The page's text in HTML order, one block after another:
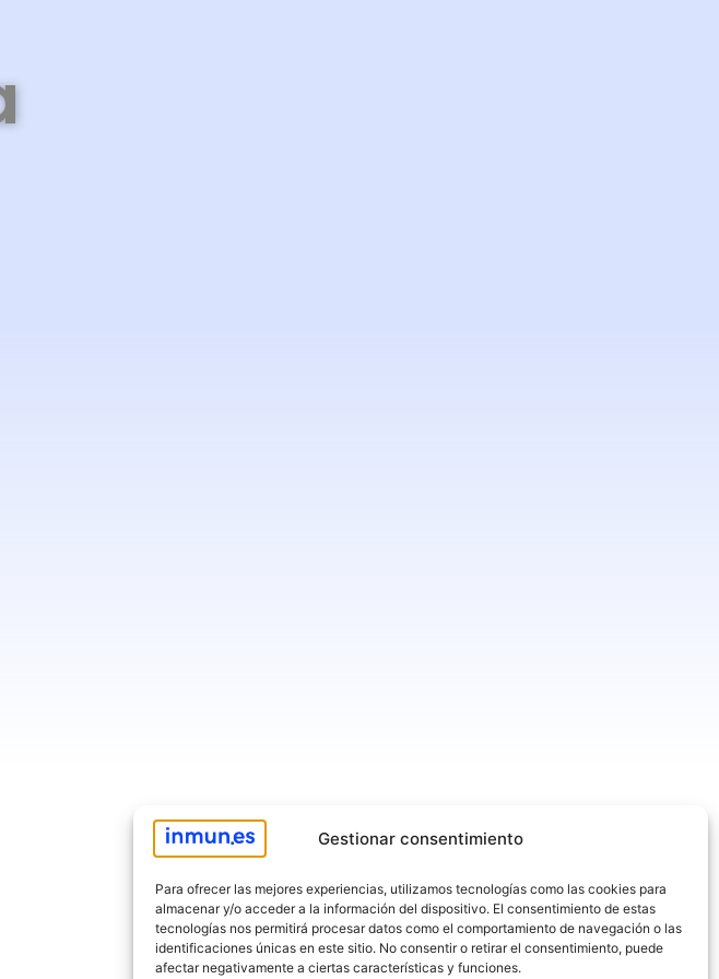
Gestionar consentimiento
Para ofrecer las mejores experiencias, utilizamos tecnologías como las cookies para
almacenar y/o acceder a la información del dispositivo. El consentimiento de estas
tecnologías nos permitirá procesar datos como el comportamiento de navegación o las
identificaciones únicas en este sitio. No consentir o retirar el consentimiento, puede
afectar negativamente a ciertas características y funciones.